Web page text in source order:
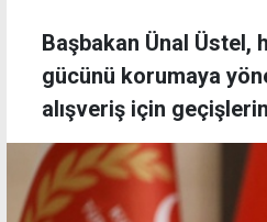
Başbakan Ünal Üstel,
gücünü korumaya
alışveriş için